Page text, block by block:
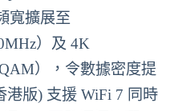
寬擴展至
）及 4K
），令數據密度提
港版) 支援 WiFi 7 同時